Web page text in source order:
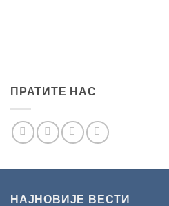
ПРАТИТЕ НАС
НАЈНОВИЈЕ ВЕСТИ